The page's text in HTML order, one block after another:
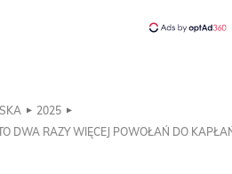
2025
DWA RAZY WIĘCEJ POWOŁAŃ DO